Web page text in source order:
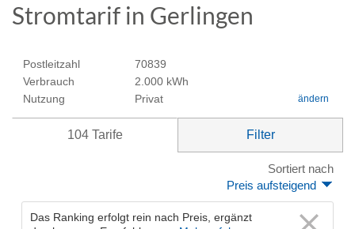
Stromtarif in Gerlingen